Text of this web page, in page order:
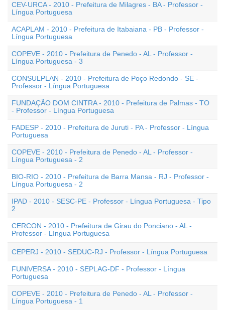
CEV-URCA - 2010 - Prefeitura de Milagres - BA - Professor -
Língua Portuguesa
ACAPLAM - 2010 - Prefeitura de Itabaiana - PB - Professor -
Língua Portuguesa
COPEVE - 2010 - Prefeitura de Penedo - AL - Professor -
Língua Portuguesa - 3
CONSULPLAN - 2010 - Prefeitura de Poço Redondo - SE -
Professor - Língua Portuguesa
FUNDAÇÃO DOM CINTRA - 2010 - Prefeitura de Palmas - TO
- Professor - Língua Portuguesa
FADESP - 2010 - Prefeitura de Juruti - PA - Professor - Língua
Portuguesa
COPEVE - 2010 - Prefeitura de Penedo - AL - Professor -
Língua Portuguesa - 2
BIO-RIO - 2010 - Prefeitura de Barra Mansa - RJ - Professor -
Língua Portuguesa - 2
IPAD - 2010 - SESC-PE - Professor - Língua Portuguesa - Tipo
2
CERCON - 2010 - Prefeitura de Girau do Ponciano - AL -
Professor - Língua Portuguesa
CEPERJ - 2010 - SEDUC-RJ - Professor - Língua Portuguesa
FUNIVERSA - 2010 - SEPLAG-DF - Professor - Língua
Portuguesa
COPEVE - 2010 - Prefeitura de Penedo - AL - Professor -
Língua Portuguesa - 1